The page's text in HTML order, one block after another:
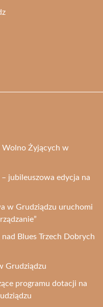
Wolno Żyjących w
jubileuszowa edycja na
w Grudziądzu uruchomi
nad Blues Trzech Dobrych
Grudziądzu
programu dotacji na